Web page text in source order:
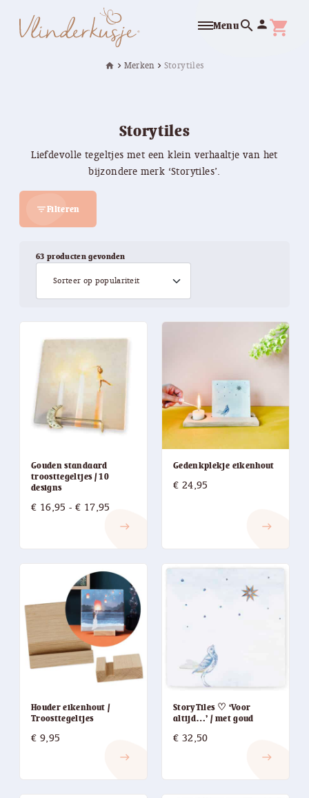
Menusearch person shopping_cart
home chevron_right Merkenchevron_right Storytiles
Storytiles
Liefdevolle tegeltjes met een klein verhaaltje van het
bijzondere merk ‘Storytiles’.
filter_listFilteren
63 producten gevonden
Gouden standaard
troosttegeltjes / 10
designs
€ 16,95 - € 17,95
€ 16,95
east
Gedenkplekje eikenhout
€ 24,95
east
Houder eikenhout /
Troosttegeltjes
€ 9,95
east
StoryTiles ♡ ‘Voor
altijd…’ / met goud
€ 32,50
east